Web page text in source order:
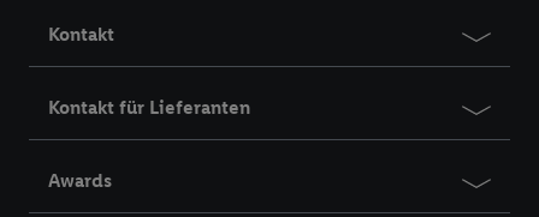
Kontakt
Kontakt für Lieferanten
Awards